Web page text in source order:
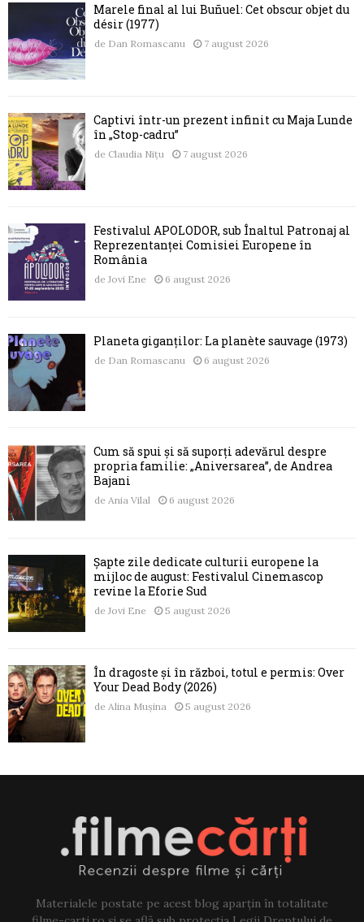
Marele final al lui Buñuel: Cet obscur objet du
désir (1977)
de Dan Romascanu 7 august 2026
Captivi într-un prezent infinit cu Maja Lunde
în „Stop-cadru”
de Claudia Nițu 7 august 2026
Festivalul APOLODOR, sub Înaltul Patronaj al
Reprezentanței Comisiei Europene în
România
de Jovi Ene 6 august 2026
Planeta giganților: La planète sauvage (1973)
de Dan Romascanu 6 august 2026
Cum să spui și să suporți adevărul despre
propria familie: „Aniversarea”, de Andrea
Bajani
de Ania Vilal 6 august 2026
Șapte zile dedicate culturii europene la
mijloc de august: Festivalul Cinemascop
revine la Eforie Sud
de Jovi Ene 5 august 2026
În dragoste și în război, totul e permis: Over
Your Dead Body (2026)
de Alina Mușina 5 august 2026
Materialele postate pe acest blog aparțin în totalitate